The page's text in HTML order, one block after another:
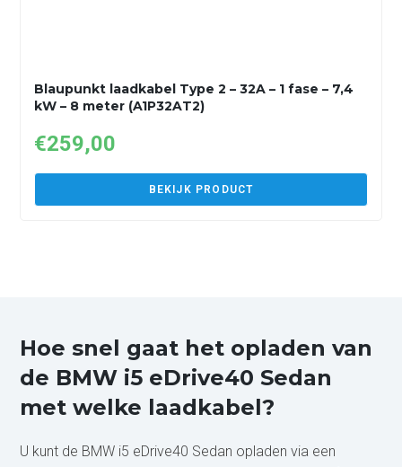
Blaupunkt laadkabel Type 2 – 32A – 1 fase – 7,4
kW – 8 meter (A1P32AT2)
€259,00
BEKIJK PRODUCT
Hoe snel gaat het opladen van
de BMW i5 eDrive40 Sedan
met welke laadkabel?
U kunt de BMW i5 eDrive40 Sedan opladen via een